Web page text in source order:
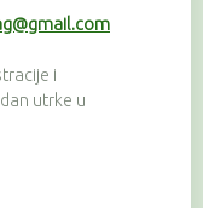
i
utrke u